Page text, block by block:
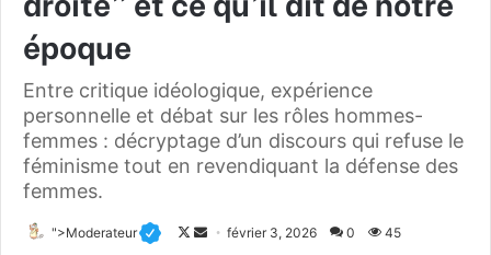
époque
Entre critique idéologique, expérience
personnelle et débat sur les rôles hommes-
femmes : décryptage d’un discours qui refuse le
féminisme tout en revendiquant la défense des
femmes.
">Moderateur
F
E février 3, 2026 0 45